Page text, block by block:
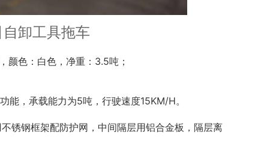
卸工具拖车
颜色：白色，净重： 3.5吨；
能，承载能力为5吨，行驶速度15KM/H。
锈钢框架配防护网，中间隔层用铝合金板，隔层离